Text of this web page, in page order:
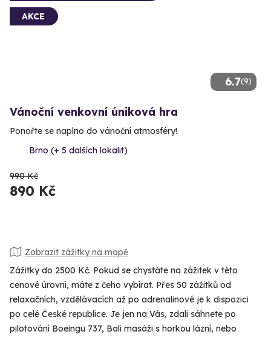
6.7(9)
AKCE
Vánoční venkovní úniková hra
Ponořte se naplno do vánoční atmosféry!
Brno (+ 5 dalších lokalit)
990 Kč
890 Kč
Zobrazit zážitky na mapě
Zážitky do 2500 Kč. Pokud se chystáte na zážitek v této
cenové úrovni, máte z čeho vybírat. Přes 50 zážitků od
relaxačních, vzdělávacích až po adrenalinové je k dispozici
po celé České republice. Je jen na Vás, zdali sáhnete po
pilotování Boeingu 737, Bali masáži s horkou lázní, nebo